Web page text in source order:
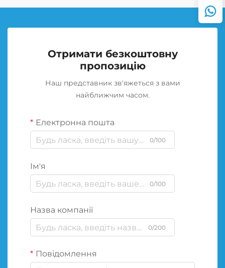
Отримати безкоштовну
пропозицію
Наш представник зв'яжеться з вами
найближчим часом.
Електронна пошта
0/100
Ім'я
0/100
Назва компанії
0/200
Повідомлення